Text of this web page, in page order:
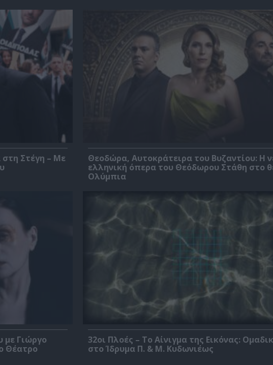
στη Στέγη – Με
Θεοδώρα, Αυτοκράτειρα του Βυζαντίου: Η
ελληνική όπερα του Θεόδωρου Στάθη στο
Ολύμπια
με Γιώργο
Θέατρο
32οι Πλοές – Το Αίνιγμα της Εικόνας:
στο Ίδρυμα Π. & Μ. Κυδωνιέως